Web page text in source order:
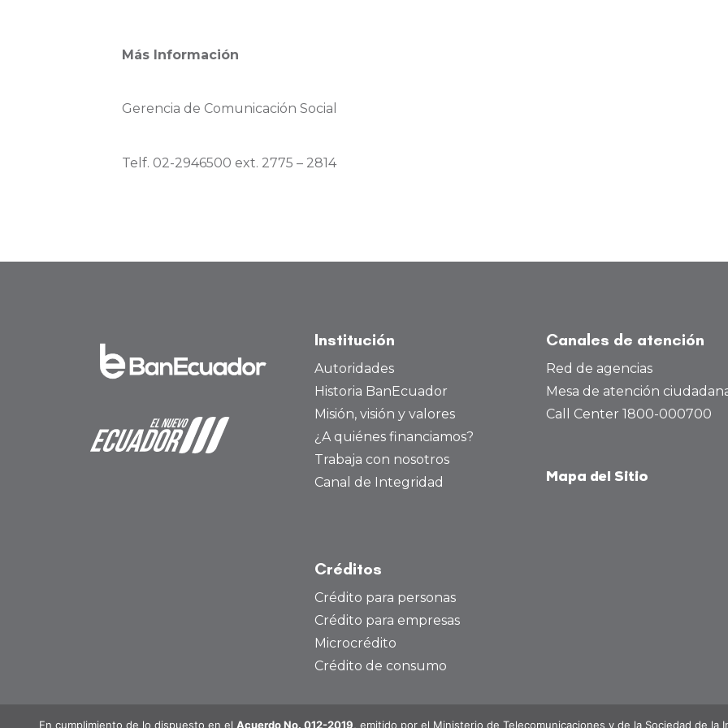
Más Información
Gerencia de Comunicación Social
Telf. 02-2946500 ext. 2775 – 2814
Institución
Autoridades
Historia BanEcuador
Misión, visión y valores
¿A quiénes financiamos?
Trabaja con nosotros
Canal de Integridad
Créditos
Crédito para personas
Crédito para empresas
Microcrédito
Crédito de consumo
Canales de atención
Red de agencias
Mesa de atención
Call Center 1800-000700
Mapa del Sitio
En cumplimiento de lo dispuesto en el Acuerdo No. 012-2019, emitido por el Ministerio de Telecomunicaciones y de la Sociedad de